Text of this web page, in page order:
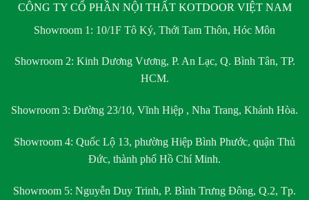
CÔNG TY CỔ PHẦN NỘI THẤT KOTDOOR VIỆT NAM
Showroom 1: 10/1F Tô Ký, Thới Tam Thôn, Hóc Môn
Showroom 2: Kinh Dương Vương, P. An Lạc, Q. Bình Tân, TP.
HCM.
Showroom 3: Đường 23/10, Vĩnh Hiệp , Nha Trang, Khánh Hòa.
Showroom 4: Quốc Lộ 13, phường Hiệp Bình Phước, quận Thủ
Đức, thành phố Hồ Chí Minh.
Showroom 5: Nguyễn Duy Trinh, P. Bình Trưng Đông, Q.2, Tp.